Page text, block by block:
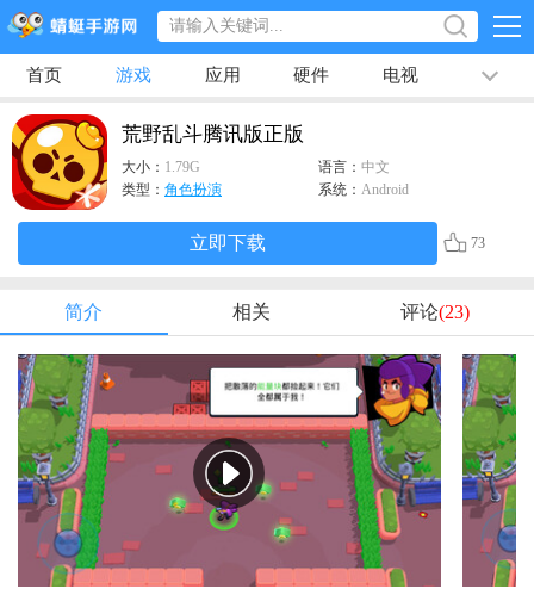
首页 游戏 应用 硬件 电视 排行榜
专题
荒野乱斗腾讯版正版
大小： 1.79G 语言： 中文
类型： 角色扮演 系统： Android
立即下载 73
简介 相关 评论(23)